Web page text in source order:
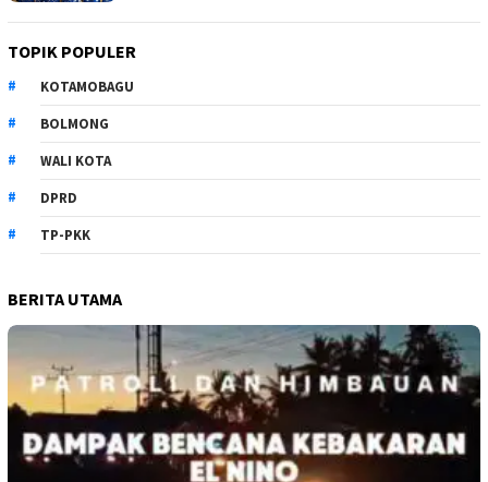
TOPIK POPULER
KOTAMOBAGU
BOLMONG
WALI KOTA
DPRD
TP-PKK
BERITA UTAMA